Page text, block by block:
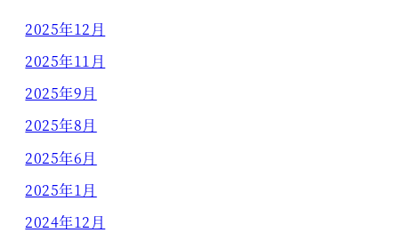
2025年12月
2025年11月
2025年9月
2025年8月
2025年6月
2025年1月
2024年12月